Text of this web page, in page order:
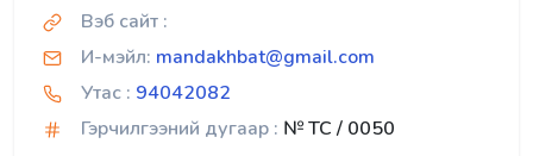
Вэб сайт :
И-мэйл: mandakhbat@gmail.com
Утас : 94042082
Гэрчилгээний дугаар : № TC / 0050